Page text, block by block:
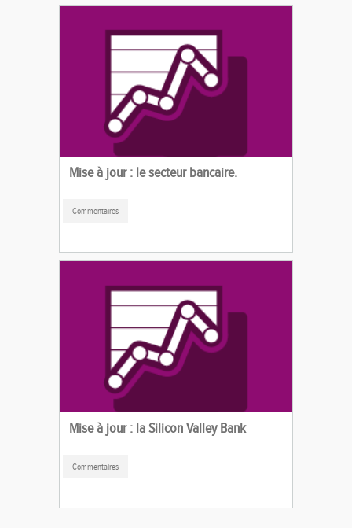
Mise à jour : le secteur bancaire.
Commentaires
Mise à jour : la Silicon Valley Bank
Commentaires